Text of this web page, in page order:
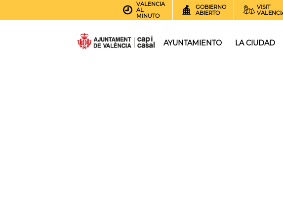
VALENCIA
AL
MINUTO
GOBIERNO
ABIERTO
VISIT
AYUNTAMIENTO LA CIUDAD